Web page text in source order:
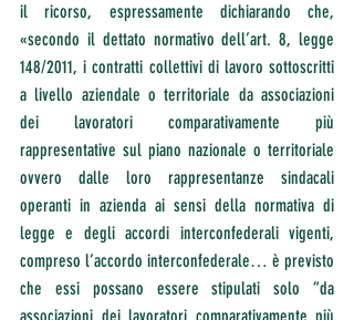
il ricorso, espressamente dichiarando che,
«secondo il dettato normativo dell’art. 8, legge
148/2011, i contratti collettivi di lavoro sottoscritti
a livello aziendale o territoriale da associazioni
dei lavoratori comparativamente più
rappresentative sul piano nazionale o territoriale
ovvero dalle loro rappresentanze sindacali
operanti in azienda ai sensi della normativa di
legge e degli accordi interconfederali vigenti,
compreso l’accordo interconfederale… è previsto
che essi possano essere stipulati solo “da